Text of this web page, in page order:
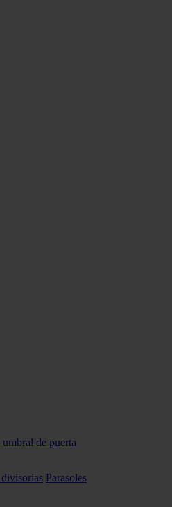
umbral de puerta
Parasoles